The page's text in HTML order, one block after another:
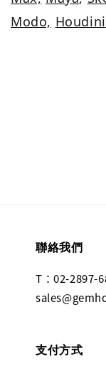
Modo, Houdini
聯絡我們
T：02-2897-
支付方式